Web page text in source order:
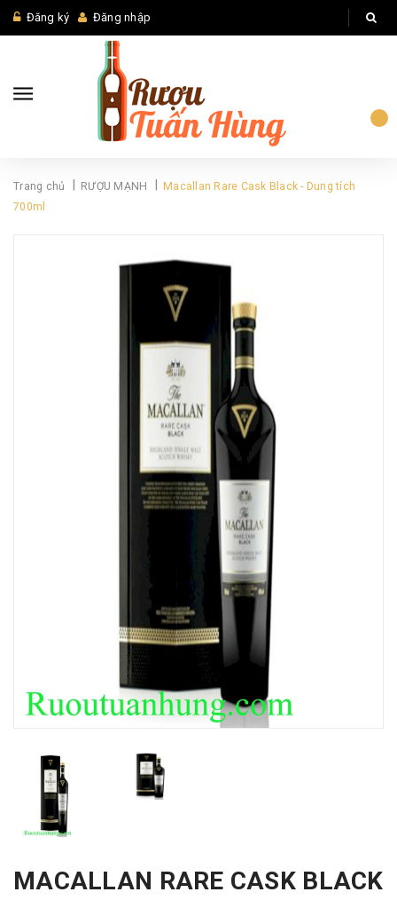
Đăng ký Đăng nhập
Trang chủ RƯỢU MẠNH
Macallan Rare Cask Black - Dung tích
700ml
MACALLAN RARE CASK BLACK